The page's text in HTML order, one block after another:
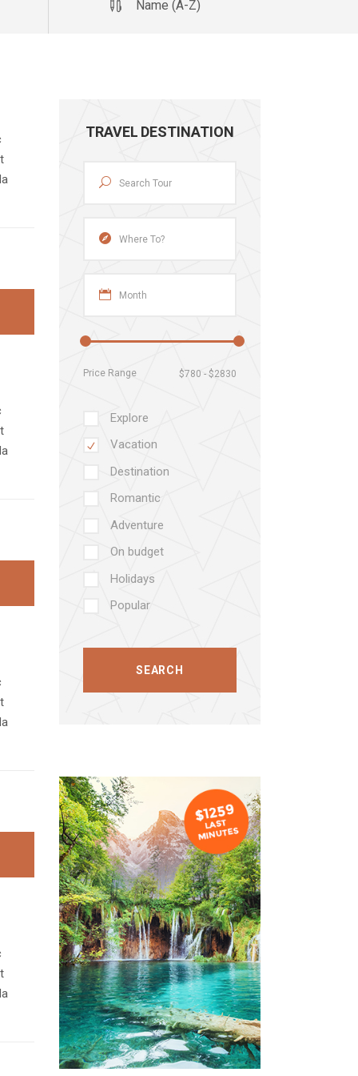
Name (A-Z)
TRAVEL DESTINATION
Price Range
Explore
Vacation
Destination
Romantic
Adventure
On budget
Holidays
Popular